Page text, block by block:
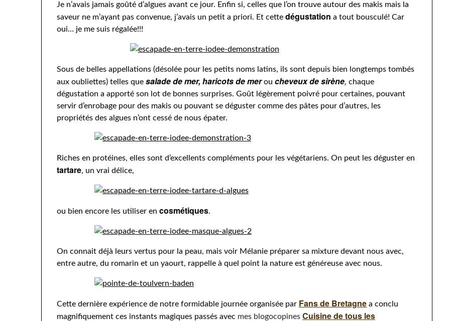
Je n’avais jamais goûté d’algues avant ce jour. Enfin si, celles que l’on trouve autour des makis mais la
saveur ne m’ayant pas convenue, j’avais un petit a priori. Et cette dégustation a tout bousculé! Car
oui… je me suis régalée!!!
Sous de belles appellations (désolée pour les petits noms latins, ils sont depuis bien longtemps tombés
aux oubliettes) telles que salade de mer, haricots de mer ou cheveux de sirène, chaque
dégustation a apporté son lot de bonnes surprises. Goût légèrement poivré pour certaines, pouvant
servir d’enrobage pour des makis ou pouvant se déguster comme des pâtes pour d’autres, les
propriétés des algues n’ont cessé de nous épater.
Riches en protéines, elles sont d’excellents compléments pour les végétariens. On peut les déguster en
tartare, un vrai délice,
ou bien encore les utiliser en cosmétiques.
On connait déjà leurs vertus pour la peau, mais voir Mélanie préparer sa mixture devant nous avec,
entre autre, du romarin et un yaourt, rappelle à quel point la nature est généreuse avec nous.
Cette dernière expérience de notre formidable journée organisée par Fans de Bretagne a conclu
magnifiquement ces instants magiques passés avec mes blogocopines Cuisine de tous les